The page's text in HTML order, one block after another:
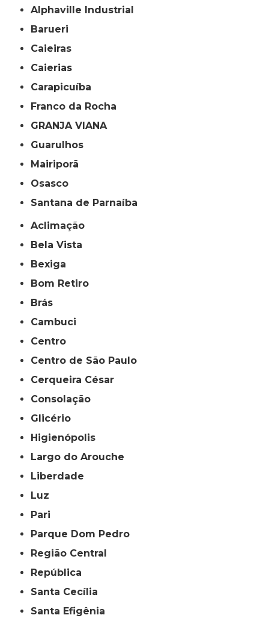
Alphaville Industrial
Barueri
Caieiras
Caierias
Carapicuíba
Franco da Rocha
GRANJA VIANA
Guarulhos
Mairiporã
Osasco
Santana de Parnaíba
Aclimação
Bela Vista
Bexiga
Bom Retiro
Brás
Cambuci
Centro
Centro de São Paulo
Cerqueira César
Consolação
Glicério
Higienópolis
Largo do Arouche
Liberdade
Luz
Pari
Parque Dom Pedro
Região Central
República
Santa Cecília
Santa Efigênia